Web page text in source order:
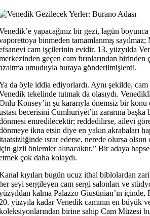
yapacağınız bir gezi, lagün
binmeden tamamlanmış
cam işçilerinin evidir. 13. yüzyılda
geçen cam fırınlarından birinden
umuduyla buraya gönderilmişlerdi.
da öyle iddia ediyorlardı. Aynı şekilde, cam
tekelinde tutmak da olasıydı.
Konsey’in şu kararıyla önemsiz bir
becerisini Cumhuriyet’in zararına
emredilecektir; reddedilirse, ailevi
ikna etsin diye en yakın akrabaları
ısrar ederse, nerede olursa
gizli önlemler alınacaktır.” Bir adaya
çok daha kolaydı.
kıyıları bugün ucuz ithal biblolardan
şeyi sergileyen cam sergi salonları ve
kalma Palazzo Giustinian’ın içinde,
yüzyıla kadar Venedik camının en büyük
birine sahip Cam Müzesi